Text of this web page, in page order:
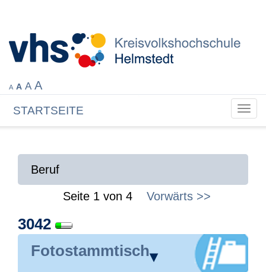
A A A A
STARTSEITE
Beruf
Seite 1 von 4 Vorwärts >>
3042
Fotostammtisch▾